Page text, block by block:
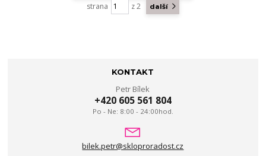
strana z 2 další
KONTAKT
Petr Bílek
+420 605 561 804
Po - Ne: 8:00 - 24:00hod.
bilek.petr@skloproradost.cz